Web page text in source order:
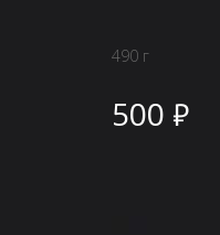
490 г
500 ₽